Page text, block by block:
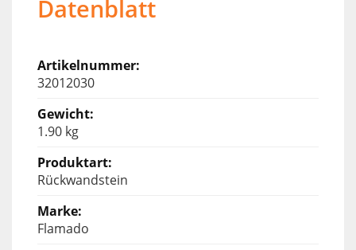
Datenblatt
32012030
1.90 kg
Rückwandstein
Flamado